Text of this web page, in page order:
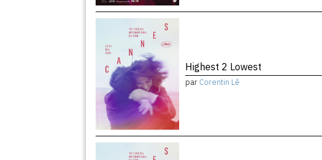
Highest 2 Lowest
par Corentin Lê